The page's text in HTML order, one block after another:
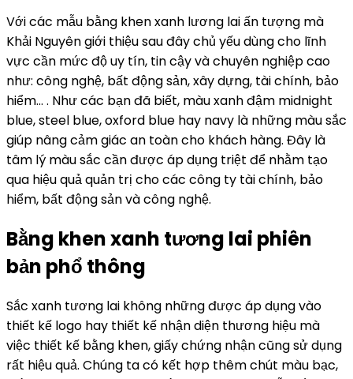
Với các mẫu bằng khen xanh lương lai ấn tượng mà
Khải Nguyên giới thiệu sau đây chủ yếu dùng cho lĩnh
vực cần mức độ uy tín, tin cậy và chuyên nghiệp cao
như: công nghệ, bất động sản, xây dựng, tài chính, bảo
hiểm… . Như các bạn đã biết, màu xanh đậm midnight
blue, steel blue, oxford blue hay navy là những màu sắc
giúp nâng cảm giác an toàn cho khách hàng. Đây là
tâm lý màu sắc cần được áp dụng triệt để nhằm tạo
qua hiệu quả quản trị cho các công ty tài chính, bảo
hiểm, bất động sản và công nghệ.
Bằng khen xanh tương lai phiên
bản phổ thông
Sắc xanh tương lai không những được áp dụng vào
thiết kế logo hay thiết kế nhận diện thương hiệu mà
việc thiết kế bằng khen, giấy chứng nhận cũng sử dụng
rất hiệu quả. Chúng ta có kết hợp thêm chút màu bạc,